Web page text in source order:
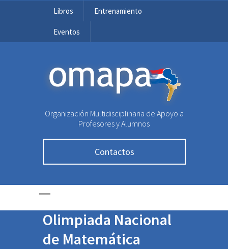
Libros Entrenamiento
Eventos
OMAPA
Organización Multidisciplinaria de Apoyo a
Profesores y Alumnos
Contactos
Exolímpicos crean
programa de
entrenamiento para
incentivar la
participación en la
Olimpiada Nacional
de Matemática